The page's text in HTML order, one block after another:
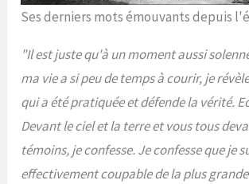
Ses derniers mots émouvants depuis
"Il est juste qu'à un moment aussi
ma vie a si peu de temps à courir, je
qui a été pratiquée et défende la vérité.
Devant le ciel et la terre et vous tous
témoins, je confesse. Je confesse que je
effectivement coupable de la plus